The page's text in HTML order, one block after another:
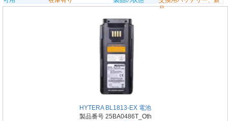
品
HYTERA BL1813-EX 電池
製品番号 25BA0486T_Oth